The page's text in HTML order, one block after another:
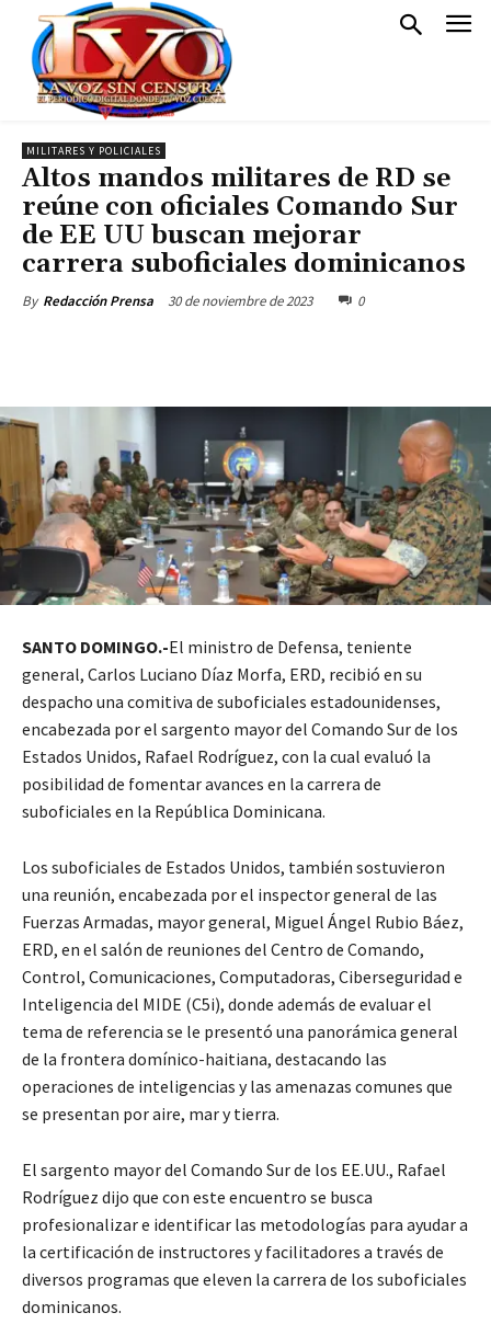
MILITARES Y POLICIALES
Altos mandos militares de RD se
reúne con oficiales Comando Sur
de EE UU buscan mejorar
carrera suboficiales dominicanos
By Redacción Prensa 30 de noviembre de 2023 0
SANTO DOMINGO.-El ministro de Defensa, teniente
general, Carlos Luciano Díaz Morfa, ERD, recibió en su
despacho una comitiva de suboficiales estadounidenses,
encabezada por el sargento mayor del Comando Sur de los
Estados Unidos, Rafael Rodríguez, con la cual evaluó la
posibilidad de fomentar avances en la carrera de
suboficiales en la República Dominicana.
Los suboficiales de Estados Unidos, también sostuvieron
una reunión, encabezada por el inspector general de las
Fuerzas Armadas, mayor general, Miguel Ángel Rubio Báez,
ERD, en el salón de reuniones del Centro de Comando,
Control, Comunicaciones, Computadoras, Ciberseguridad e
Inteligencia del MIDE (C5i), donde además de evaluar el
tema de referencia se le presentó una panorámica general
de la frontera domínico-haitiana, destacando las
operaciones de inteligencias y las amenazas comunes que
se presentan por aire, mar y tierra.
El sargento mayor del Comando Sur de los EE.UU., Rafael
Rodríguez dijo que con este encuentro se busca
profesionalizar e identificar las metodologías para ayudar a
la certificación de instructores y facilitadores a través de
diversos programas que eleven la carrera de los suboficiales
dominicanos.